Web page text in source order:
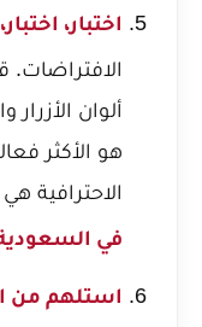
اختبار،
ألوان
هو الأكثر
الاحترافية
في
استلهم من